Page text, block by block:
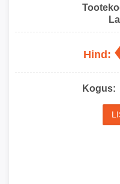
Hind:
Kogus: